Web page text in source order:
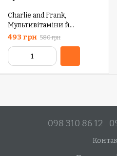
Charlie and Frank,
Мультивітаміни й
мікроелементи для собак,
підтримка свіжості
дихання, 60 мʼяких
жувальних таблеток
493 грн 580 грн
098 310 86 12